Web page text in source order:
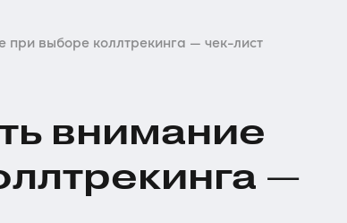
при выборе коллтрекинга — чек-лист
внимание
—